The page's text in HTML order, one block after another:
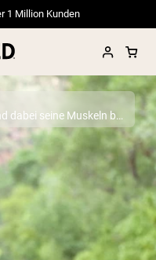
1 Million Kunden
Kann man einen Marathon laufen und dabei seine Muskeln behalten?